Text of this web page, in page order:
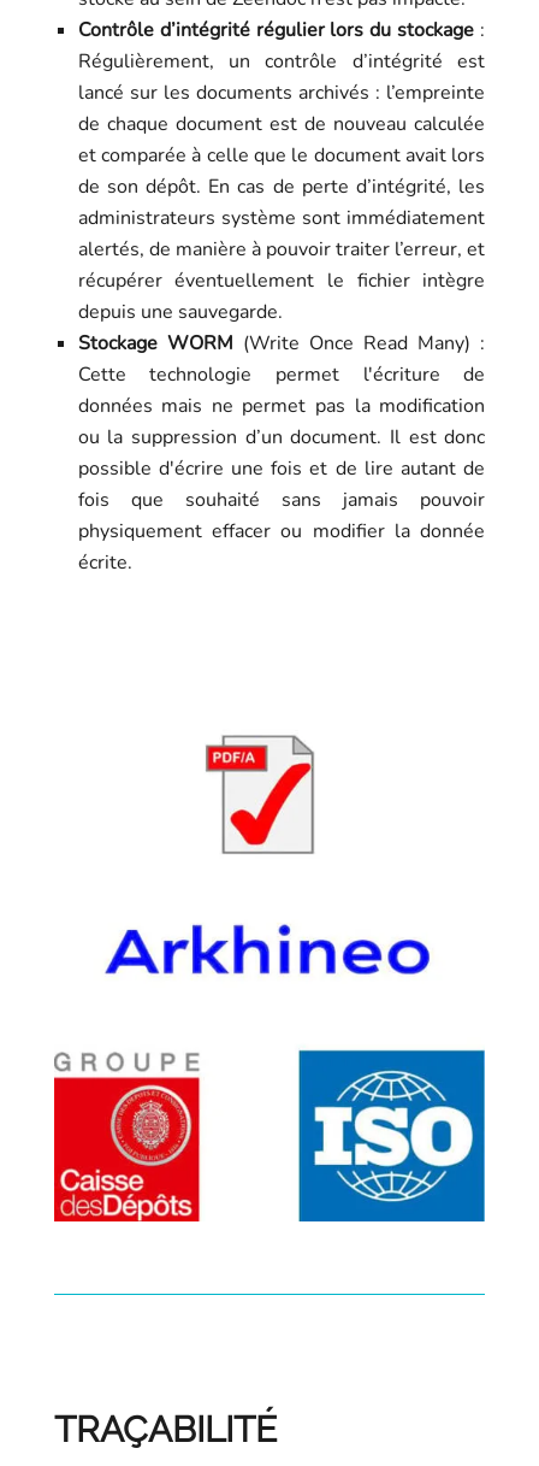
Contrôle d’intégrité régulier lors du stockage :
Régulièrement, un contrôle d’intégrité est
lancé sur les documents archivés : l’empreinte
de chaque document est de nouveau calculée
et comparée à celle que le document avait lors
de son dépôt. En cas de perte d’intégrité, les
administrateurs système sont immédiatement
alertés, de manière à pouvoir traiter l’erreur, et
récupérer éventuellement le fichier intègre
depuis une sauvegarde.
Stockage WORM (Write Once Read Many) :
Cette technologie permet l'écriture de
données mais ne permet pas la modification
ou la suppression d’un document. Il est donc
possible d'écrire une fois et de lire autant de
fois que souhaité sans jamais pouvoir
physiquement effacer ou modifier la donnée
écrite.
TRAÇABILITÉ